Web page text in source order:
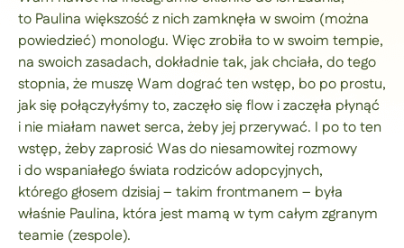
to Paulina większość z nich zamknęła w swoim (można
powiedzieć) monologu. Więc zrobiła to w swoim tempie,
na swoich zasadach, dokładnie tak, jak chciała, do tego
stopnia, że muszę Wam dograć ten wstęp, bo po prostu,
jak się połączyłyśmy to, zaczęło się flow i zaczęła płynąć
i nie miałam nawet serca, żeby jej przerywać. I po to ten
wstęp, żeby zaprosić Was do niesamowitej rozmowy
i do wspaniałego świata rodziców adopcyjnych,
którego głosem dzisiaj – takim frontmanem – była
właśnie Paulina, która jest mamą w tym całym zgranym
teamie (zespole).